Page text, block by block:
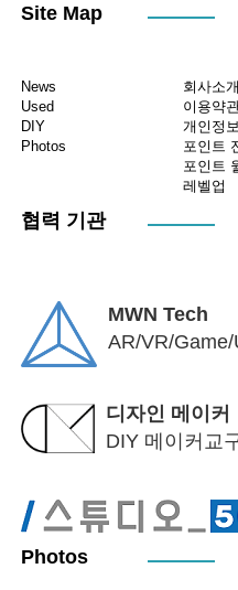
Site Map
News
Used
DIY
Photos
회사소개
이용약
개인정
포인트
포인트
레벨업
협력 기관
MWN Tech
AR/VR/
디자인 메이커
DIY 메이커교
Photos